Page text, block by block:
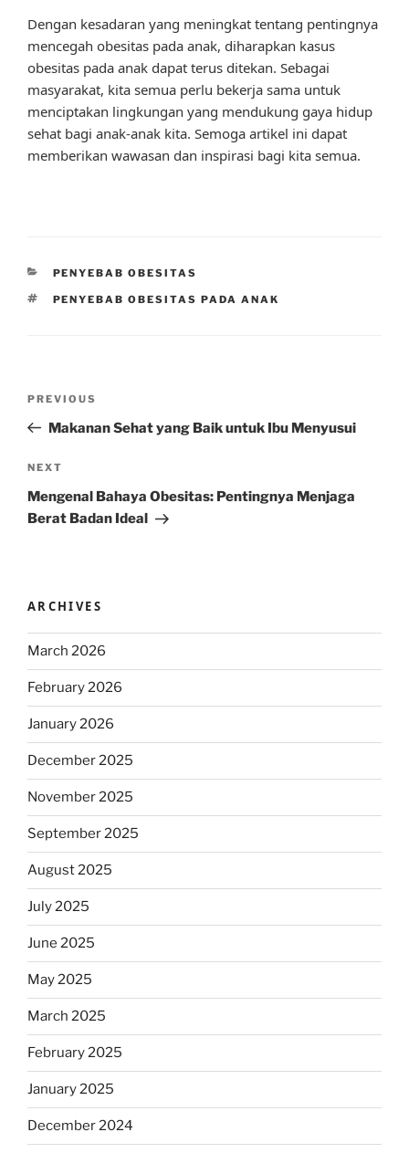
Dengan kesadaran yang meningkat tentang pentingnya
mencegah obesitas pada anak, diharapkan kasus
obesitas pada anak dapat terus ditekan. Sebagai
masyarakat, kita semua perlu bekerja sama untuk
menciptakan lingkungan yang mendukung gaya hidup
sehat bagi anak-anak kita. Semoga artikel ini dapat
memberikan wawasan dan inspirasi bagi kita semua.
CATEGORIES
PENYEBAB OBESITAS
TAGS
PENYEBAB OBESITAS PADA ANAK
Previous
Post
PREVIOUS
Makanan Sehat yang Baik untuk Ibu Menyusui
Next
Post
NEXT
Mengenal Bahaya Obesitas: Pentingnya Menjaga
Berat Badan Ideal
ARCHIVES
March 2026
February 2026
January 2026
December 2025
November 2025
September 2025
August 2025
July 2025
June 2025
May 2025
March 2025
February 2025
January 2025
December 2024